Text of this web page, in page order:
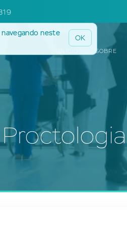
neste
OK
SOBRE
Proctologia